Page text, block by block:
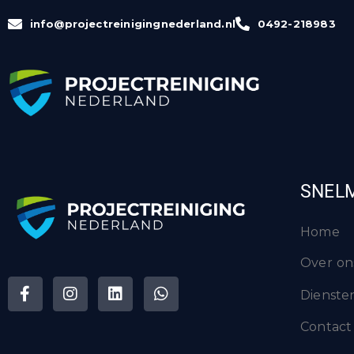
info@projectreinigingnederland.nl 0492-218983
HELLO WORLD!
Home
Over
Contact